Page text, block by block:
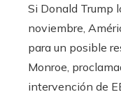
Si Donald Trump
noviembre,
para un posible
Monroe,
intervención de